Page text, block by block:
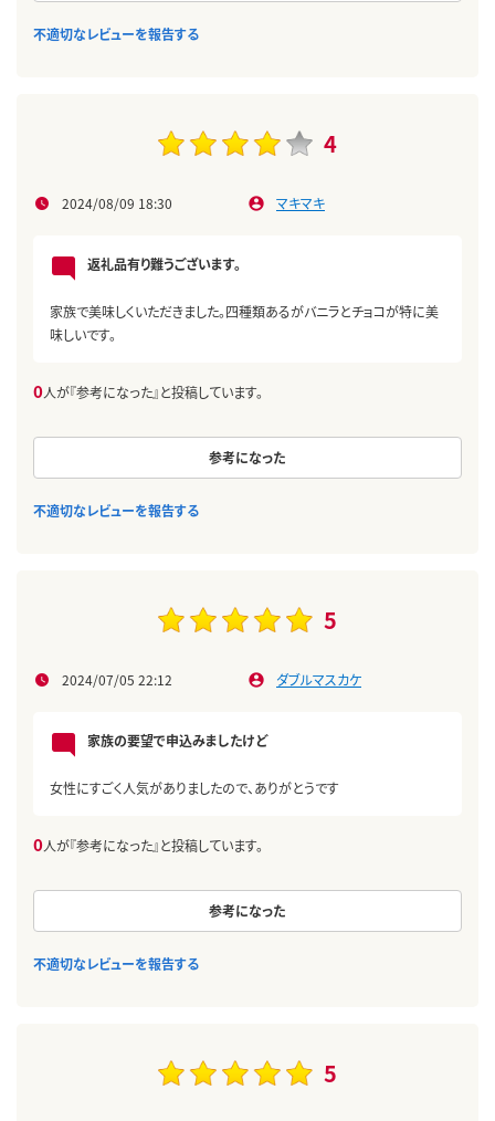
不適切なレビューを報告する
4
2024/08/09 18:30 マキマキ
返礼品有り難うございます。
家族で美味しくいただきました。四種類あるがバニラとチョコが特に美
味しいです。
0人が『参考になった』と投稿しています。
参考になった
不適切なレビューを報告する
5
2024/07/05 22:12 ダブルマスカケ
家族の要望で申込みましたけど
女性にすごく人気がありましたので、ありがとうです
0人が『参考になった』と投稿しています。
参考になった
不適切なレビューを報告する
5